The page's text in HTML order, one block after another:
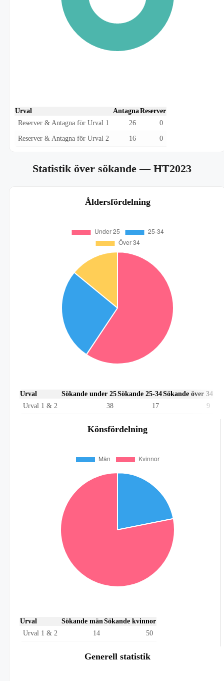
Urval AntagnaReserver
Reserver & Antagna för Urval 1
26 0
Reserver & Antagna för Urval 2 16 0
Statistik över sökande— HT2023
Åldersfördelning
Urval Sökande under 25Sökande 25-34Sökande över 34
Urval 1 & 2
38 17 9
Könsfördelning
Urval Sökande män Sökande kvinnor
Urval 1 & 2
14 50
Generell statistik